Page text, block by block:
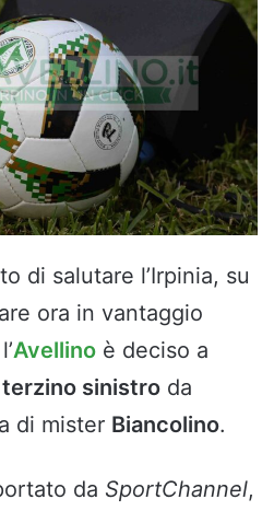
di salutare l’Irpinia, su
ora in vantaggio
Avellino è deciso a
sinistro da
di mister Biancolino.
da SportChannel,